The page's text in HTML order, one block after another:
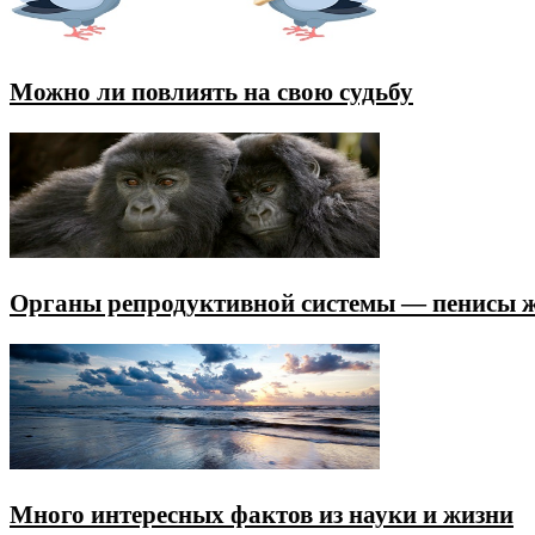
Можно ли повлиять на свою судьбу
Органы репродуктивной системы — пенисы
Много интересных фактов из науки и жизни